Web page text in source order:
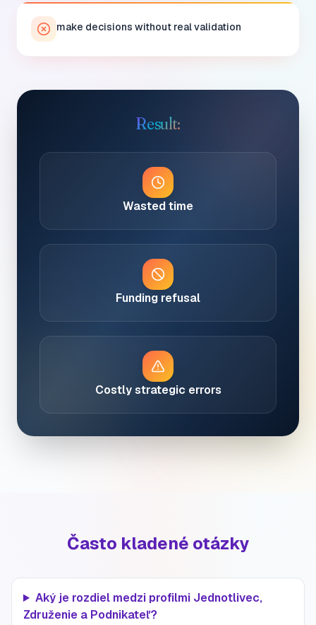
make decisions without real validation
Result:
Wasted time
Funding refusal
Costly strategic errors
Často kladené otázky
Aký je rozdiel medzi profilmi Jednotlivec,
Združenie a Podnikateľ?